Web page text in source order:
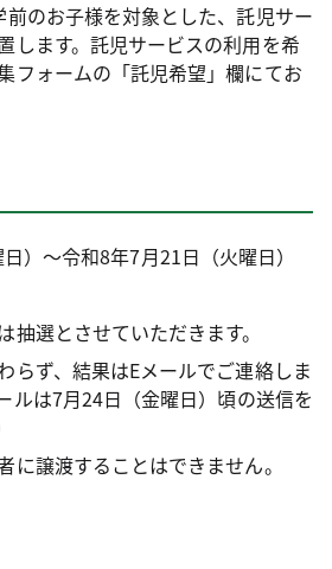
のお子様を対象とした、託児サー
します。託児サービスの利用を希
フォームの「託児希望」欄にてお
）～令和8年7月21日（火曜日）
抽選とさせていただきます。
らず、結果はEメールでご連絡しま
ルは7月24日（金曜日）頃の送信を
に譲渡することはできません。